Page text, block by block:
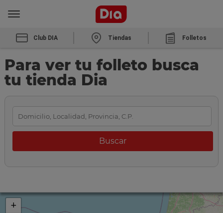
Club DIA Tiendas Folletos
Para ver tu folleto busca
tu tienda Dia
+